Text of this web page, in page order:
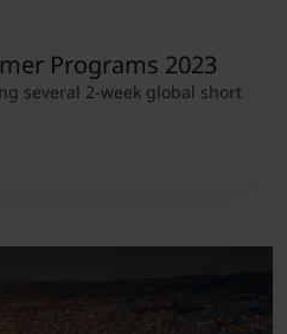
Programs 2023
several 2-week global short